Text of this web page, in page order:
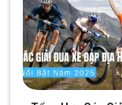
Bộ truyền động
Xe Miamor
Shimano 7 tốc độ,
đạp nhiều số. Với
thể chuyển số,